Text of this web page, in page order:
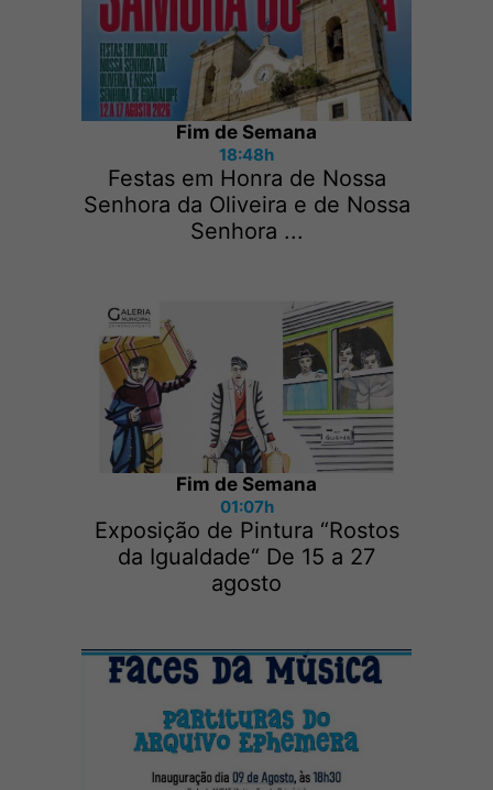
Fim de Semana
18:48h
Festas em Honra de Nossa
Senhora da Oliveira e de Nossa
Senhora ...
Fim de Semana
01:07h
Exposição de Pintura “Rostos
da Igualdade“ De 15 a 27
agosto